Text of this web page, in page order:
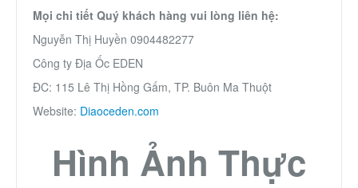
Mọi chi tiết Quý khách hàng vui lòng liên hệ:
Nguyễn Thị Huyền 0904482277
Công ty Địa Ốc EDEN
ĐC: 115 Lê Thị Hồng Gấm, TP. Buôn Ma Thuột
Website: Diaoceden.com
Hình Ảnh Thực